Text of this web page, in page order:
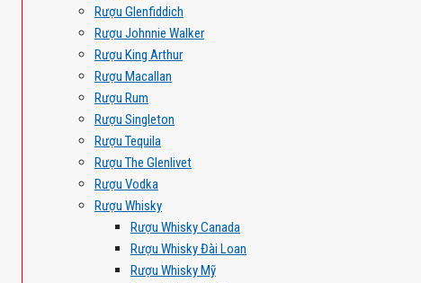
Rượu Glenfiddich
Rượu Johnnie Walker
Rượu King Arthur
Rượu Macallan
Rượu Rum
Rượu Singleton
Rượu Tequila
Rượu The Glenlivet
Rượu Vodka
Rượu Whisky
Rượu Whisky Canada
Rượu Whisky Đài Loan
Rượu Whisky Mỹ